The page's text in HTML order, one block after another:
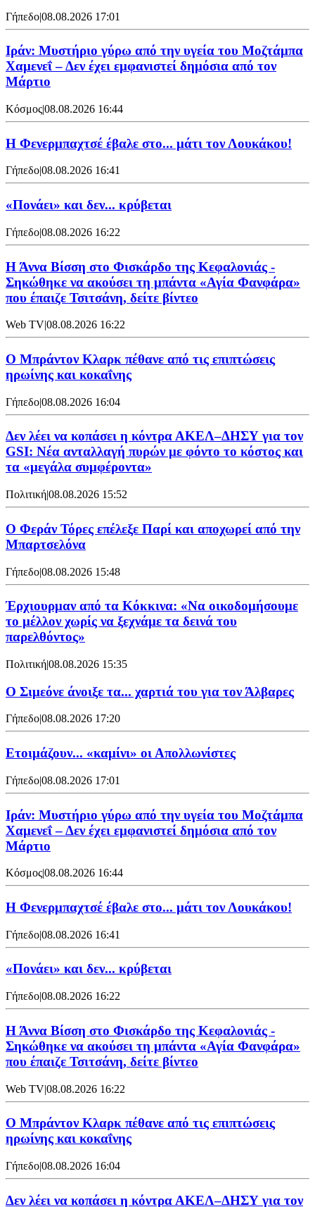
Γήπεδο|08.08.2026 17:01
Ιράν: Μυστήριο γύρω από την υγεία του Μοζτάμπα
Χαμενεΐ – Δεν έχει εμφανιστεί δημόσια από τον
Μάρτιο
Κόσμος|08.08.2026 16:44
Η Φενερμπαχτσέ έβαλε στο... μάτι τον Λουκάκου!
Γήπεδο|08.08.2026 16:41
«Πονάει» και δεν... κρύβεται
Γήπεδο|08.08.2026 16:22
Η Άννα Βίσση στο Φισκάρδο της Κεφαλονιάς -
Σηκώθηκε να ακούσει τη μπάντα «Αγία Φανφάρα»
που έπαιζε Τσιτσάνη, δείτε βίντεο
Web TV|08.08.2026 16:22
Ο Μπράντον Κλαρκ πέθανε από τις επιπτώσεις
ηρωίνης και κοκαΐνης
Γήπεδο|08.08.2026 16:04
Δεν λέει να κοπάσει η κόντρα ΑΚΕΛ–ΔΗΣΥ για τον
GSI: Νέα ανταλλαγή πυρών με φόντο το κόστος και
τα «μεγάλα συμφέροντα»
Πολιτική|08.08.2026 15:52
Ο Φεράν Τόρες επέλεξε Παρί και αποχωρεί από την
Μπαρτσελόνα
Γήπεδο|08.08.2026 15:48
Έρχιουρμαν από τα Κόκκινα: «Να οικοδομήσουμε
το μέλλον χωρίς να ξεχνάμε τα δεινά του
παρελθόντος»
Πολιτική|08.08.2026 15:35
Ο Σιμεόνε άνοιξε τα... χαρτιά του για τον Άλβαρες
Γήπεδο|08.08.2026 17:20
Ετοιμάζουν... «καμίνι» οι Απολλωνίστες
Γήπεδο|08.08.2026 17:01
Ιράν: Μυστήριο γύρω από την υγεία του Μοζτάμπα
Χαμενεΐ – Δεν έχει εμφανιστεί δημόσια από τον
Μάρτιο
Κόσμος|08.08.2026 16:44
Η Φενερμπαχτσέ έβαλε στο... μάτι τον Λουκάκου!
Γήπεδο|08.08.2026 16:41
«Πονάει» και δεν... κρύβεται
Γήπεδο|08.08.2026 16:22
Η Άννα Βίσση στο Φισκάρδο της Κεφαλονιάς -
Σηκώθηκε να ακούσει τη μπάντα «Αγία Φανφάρα»
που έπαιζε Τσιτσάνη, δείτε βίντεο
Web TV|08.08.2026 16:22
Ο Μπράντον Κλαρκ πέθανε από τις επιπτώσεις
ηρωίνης και κοκαΐνης
Γήπεδο|08.08.2026 16:04
Δεν λέει να κοπάσει η κόντρα ΑΚΕΛ–ΔΗΣΥ για τον